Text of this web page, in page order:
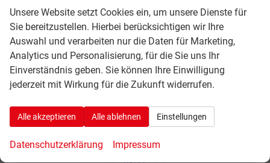
BAYON
(18)
i20
(59)
i30(3)
i30
(29)
(19)
Unsere Website setzt Cookies ein, um unsere Dienste für
Sie bereitzustellen. Hierbei berücksichtigen wir Ihre
Auswahl und verarbeiten nur die Daten für Marketing,
Analytics und Personalisierung, für die Sie uns Ihr
Einverständnis geben. Sie können Ihre Einwilligung
jederzeit mit Wirkung für die Zukunft widerrufen.
Alle akzeptieren Alle ablehnen Einstellungen
Datenschutzerklärung Impressum